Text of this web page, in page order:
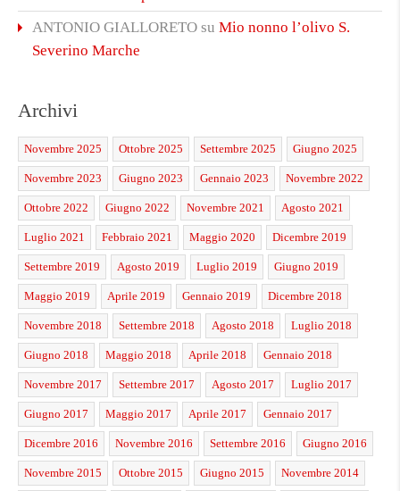
ANTONIO GIALLORETO su Mio nonno l’olivo S.
Severino Marche
Archivi
Novembre 2025 Ottobre 2025 Settembre 2025 Giugno 2025
Novembre 2023 Giugno 2023 Gennaio 2023 Novembre 2022
Ottobre 2022 Giugno 2022 Novembre 2021 Agosto 2021
Luglio 2021 Febbraio 2021 Maggio 2020 Dicembre 2019
Settembre 2019 Agosto 2019 Luglio 2019 Giugno 2019
Maggio 2019 Aprile 2019 Gennaio 2019 Dicembre 2018
Novembre 2018 Settembre 2018 Agosto 2018 Luglio 2018
Giugno 2018 Maggio 2018 Aprile 2018 Gennaio 2018
Novembre 2017 Settembre 2017 Agosto 2017 Luglio 2017
Giugno 2017 Maggio 2017 Aprile 2017 Gennaio 2017
Dicembre 2016 Novembre 2016 Settembre 2016 Giugno 2016
Novembre 2015 Ottobre 2015 Giugno 2015 Novembre 2014